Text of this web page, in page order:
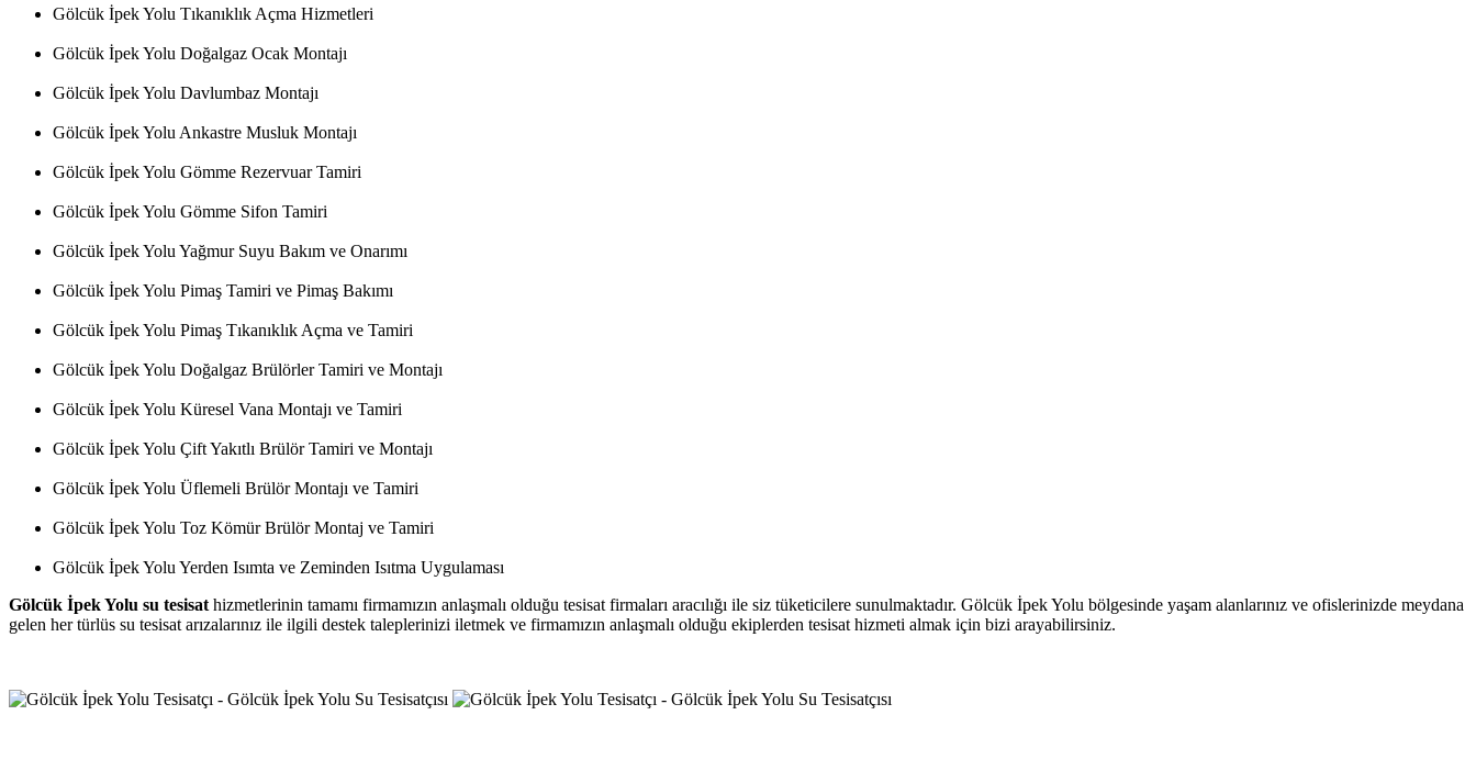
Gölcük İpek Yolu Tıkanıklık Açma Hizmetleri
Gölcük İpek Yolu Doğalgaz Ocak Montajı
Gölcük İpek Yolu Davlumbaz Montajı
Gölcük İpek Yolu Ankastre Musluk Montajı
Gölcük İpek Yolu Gömme Rezervuar Tamiri
Gölcük İpek Yolu Gömme Sifon Tamiri
Gölcük İpek Yolu Yağmur Suyu Bakım ve Onarımı
Gölcük İpek Yolu Pimaş Tamiri ve Pimaş Bakımı
Gölcük İpek Yolu Pimaş Tıkanıklık Açma ve Tamiri
Gölcük İpek Yolu Doğalgaz Brülörler Tamiri ve Montajı
Gölcük İpek Yolu Küresel Vana Montajı ve Tamiri
Gölcük İpek Yolu Çift Yakıtlı Brülör Tamiri ve Montajı
Gölcük İpek Yolu Üflemeli Brülör Montajı ve Tamiri
Gölcük İpek Yolu Toz Kömür Brülör Montaj ve Tamiri
Gölcük İpek Yolu Yerden Isımta ve Zeminden Isıtma Uygulaması
Gölcük İpek Yolu su tesisat hizmetlerinin tamamı firmamızın anlaşmalı olduğu tesisat firmaları aracılığı ile siz tüketicilere sunulmaktadır. Gölcük İpek Yolu bölgesinde yaşam alanlarınız ve ofislerinizde meydana
gelen her türlüs su tesisat arızalarınız ile ilgili destek taleplerinizi iletmek ve firmamızın anlaşmalı olduğu ekiplerden tesisat hizmeti almak için bizi arayabilirsiniz.